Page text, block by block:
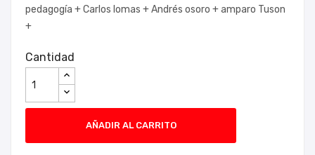
pedagogía +Carlos lomas +Andrés osoro +amparo Tuson
+
Cantidad
AÑADIR AL CARRITO